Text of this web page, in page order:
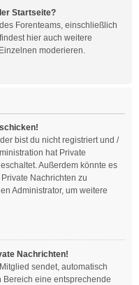
Startseite?
Forenteams, einschließlich
hier auch weitere
moderieren.
bist du nicht registriert und /
hat Private
Außerdem könnte es
Nachrichten zu
Administrator, um weitere
Nachrichten!
sendet, automatisch
eine entsprechende